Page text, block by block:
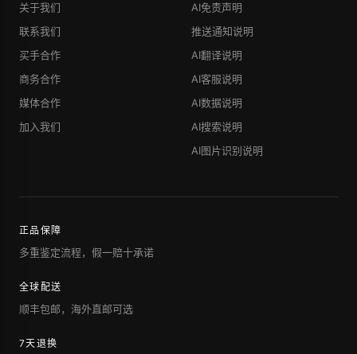
关于我们
联系我们
买手合作
商务合作
媒体合作
加入我们
AI免责声明
推送通知说明
AI翻译说明
AI客服说明
AI数据说明
AI搜索说明
AI图片识别说明
正品保障
多重鉴定流程，假一赔十承诺
全球配送
顺丰包邮，海外直邮可选
7天退换